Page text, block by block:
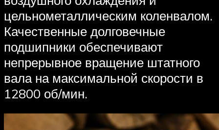
цельнометаллическим коленвалом.
Качественные долговечные
подшипники обеспечивают
непрерывное вращение штатного
вала на максимальной скорости в
12800 об/мин.